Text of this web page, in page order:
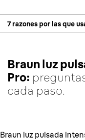
7 razones por las que
Braun luz
Pro:
cada paso.
Braun luz pulsada